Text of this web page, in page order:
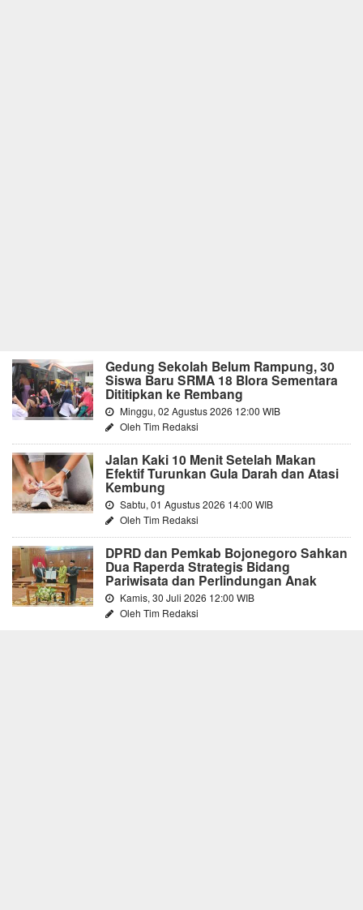
Gedung Sekolah Belum Rampung, 30
Siswa Baru SRMA 18 Blora Sementara
Dititipkan ke Rembang
Minggu, 02 Agustus 2026 12:00 WIB
Oleh Tim Redaksi
Jalan Kaki 10 Menit Setelah Makan
Efektif Turunkan Gula Darah dan Atasi
Kembung
Sabtu, 01 Agustus 2026 14:00 WIB
Oleh Tim Redaksi
DPRD dan Pemkab Bojonegoro Sahkan
Dua Raperda Strategis Bidang
Pariwisata dan Perlindungan Anak
Kamis, 30 Juli 2026 12:00 WIB
Oleh Tim Redaksi